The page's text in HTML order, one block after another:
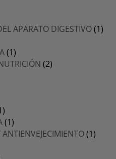
APARATO DIGESTIVO(1)
(1)
(2)
(1)
(1)